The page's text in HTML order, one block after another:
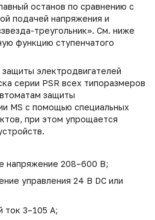
останов по сравнению с
подачей напряжения и
треугольник». См. ниже
функцию ступенчатого
электродвигателей
серии PSR всех типоразмеров
защиты
MS с помощью специальных
при этом упрощается
.
напряжение 208–600 В;
управления 24 В DC или
ток 3–105 A;